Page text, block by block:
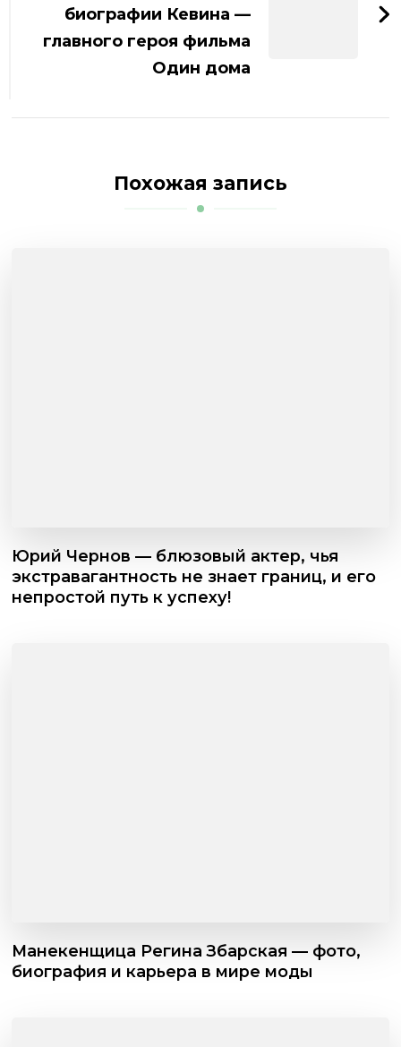
биографии Кевина —
главного героя фильма
Один дома
Похожая запись
Юрий Чернов — блюзовый актер, чья
экстравагантность не знает границ, и его
непростой путь к успеху!
Манекенщица Регина Збарская — фото,
биография и карьера в мире моды